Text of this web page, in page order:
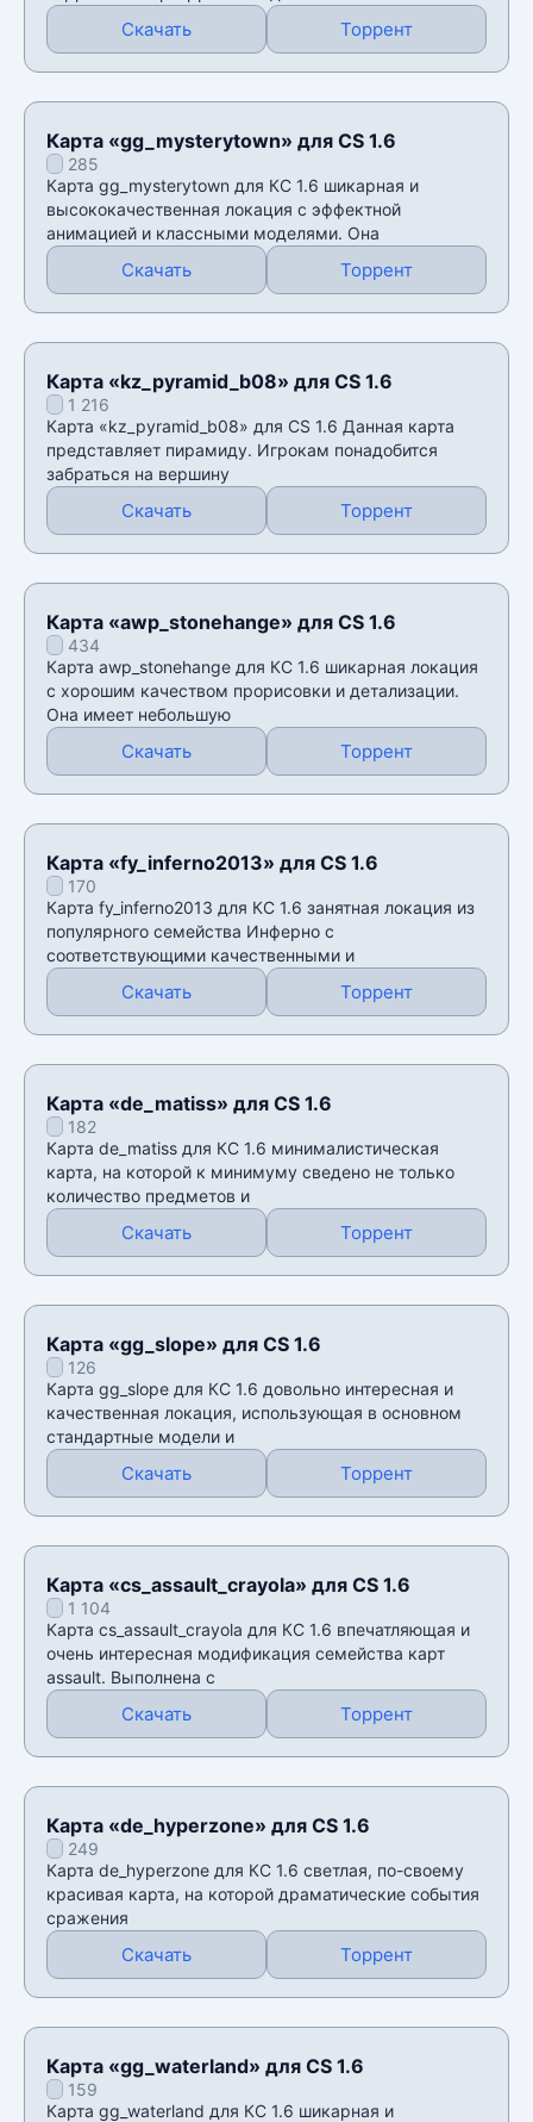
Скачать Торрент
Карта «gg_mysterytown» для CS 1.6
285
Карта gg_mysterytown для КС 1.6 шикарная и
высококачественная локация с эффектной
анимацией и классными моделями. Она
Скачать Торрент
Карта «kz_pyramid_b08» для CS 1.6
1 216
Карта «kz_pyramid_b08» для CS 1.6 Данная карта
представляет пирамиду. Игрокам понадобится
забраться на вершину
Скачать Торрент
Карта «awp_stonehange» для CS 1.6
434
Карта awp_stonehange для КС 1.6 шикарная локация
с хорошим качеством прорисовки и детализации.
Она имеет небольшую
Скачать Торрент
Карта «fy_inferno2013» для CS 1.6
170
Карта fy_inferno2013 для КС 1.6 занятная локация из
популярного семейства Инферно с
соответствующими качественными и
Скачать Торрент
Карта «de_matiss» для CS 1.6
182
Карта de_matiss для КС 1.6 минималистическая
карта, на которой к минимуму сведено не только
количество предметов и
Скачать Торрент
Карта «gg_slope» для CS 1.6
126
Карта gg_slope для КС 1.6 довольно интересная и
качественная локация, использующая в основном
стандартные модели и
Скачать Торрент
Карта «cs_assault_crayola» для CS 1.6
1 104
Карта cs_assault_crayola для КС 1.6 впечатляющая и
очень интересная модификация семейства карт
assault. Выполнена с
Скачать Торрент
Карта «de_hyperzone» для CS 1.6
249
Карта de_hyperzone для КС 1.6 светлая, по-своему
красивая карта, на которой драматические события
сражения
Скачать Торрент
Карта «gg_waterland» для CS 1.6
159
Карта gg_waterland для КС 1.6 шикарная и